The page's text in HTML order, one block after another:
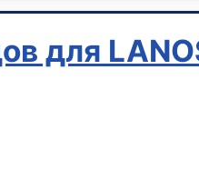
для